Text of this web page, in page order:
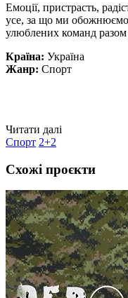
Емоції, пристрасть,
усе, за що ми
улюблених команд
Країна: Україна
Жанр: Спорт
Читати далі
Спорт 2+2
Схожі проєкти